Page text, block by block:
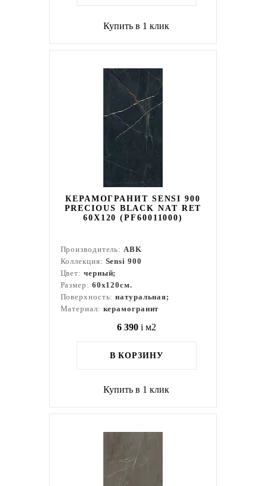
Купить в 1 клик
КЕРАМОГРАНИТ SENSI 900
PRECIOUS BLACK NAT RET
60X120 (PF60011000)
Производитель:ABK
Коллекция: Sensi 900
Цвет: черный;
Размер: 60x120см.
Поверхность:натуральная;
Материал: керамогранит
6 390 i м2
В КОРЗИНУ
Купить в 1 клик